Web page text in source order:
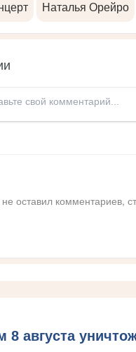
Наталья Орейро
оставил комментариев,
8 августа